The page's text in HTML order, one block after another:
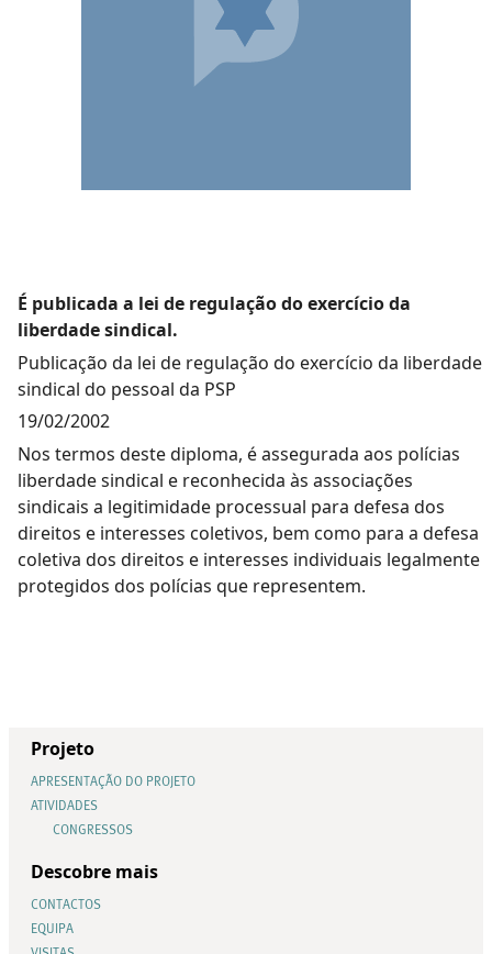
É publicada a lei de regulação do exercício da
liberdade sindical.
Publicação da lei de regulação do exercício da liberdade
sindical do pessoal da PSP
19/02/2002
Nos termos deste diploma, é assegurada aos polícias
liberdade sindical e reconhecida às associações
sindicais a legitimidade processual para defesa dos
direitos e interesses coletivos, bem como para a defesa
coletiva dos direitos e interesses individuais legalmente
protegidos dos polícias que representem.
Projeto
APRESENTAÇÃO DO PROJETO
ATIVIDADES
CONGRESSOS
Descobre mais
CONTACTOS
EQUIPA